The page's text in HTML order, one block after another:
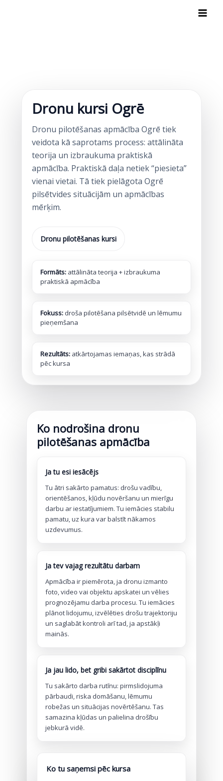
Dronu kursi Ogrē
Dronu pilotēšanas apmācība Ogrē tiek
veidota kā saprotams process: attālināta
teorija un izbraukuma praktiskā
apmācība. Praktiskā daļa netiek “piesieta”
vienai vietai. Tā tiek pielāgota Ogrē
pilsētvides situācijām un apmācības
mērķim.
Dronu pilotēšanas kursi
Formāts:attālināta teorija + izbraukuma
praktiskā apmācība
Fokuss:droša pilotēšana pilsētvidē un lēmumu
pieņemšana
Rezultāts:atkārtojamas iemaņas, kas strādā
pēc kursa
Ko nodrošina dronu
pilotēšanas apmācība
Ja tu esi iesācējs
Tu ātri sakārto pamatus: drošu vadību,
orientēšanos, kļūdu novēršanu un mierīgu
darbu ar iestatījumiem. Tu iemācies stabilu
pamatu, uz kura var balstīt nākamos
uzdevumus.
Ja tev vajag rezultātu darbam
Apmācība ir piemērota, ja dronu izmanto
foto, video vai objektu apskatei un vēlies
prognozējamu darba procesu. Tu iemācies
plānot lidojumu, izvēlēties drošu trajektoriju
un saglabāt kontroli arī tad, ja apstākļi
mainās.
Ja jau lido, bet gribi sakārtot disciplīnu
Tu sakārto darba rutīnu: pirmslidojuma
pārbaudi, riska domāšanu, lēmumu
robežas un situācijas novērtēšanu. Tas
samazina kļūdas un palielina drošību
jebkurā vidē.
Ko tu saņemsi pēc kursa